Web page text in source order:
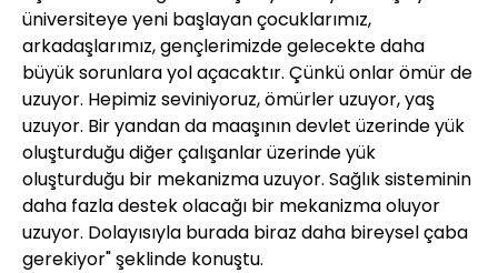
üniversiteye yeni başlayan çocuklarımız,
arkadaşlarımız, gençlerimizde gelecekte daha
büyük sorunlara yol açacaktır. Çünkü onlar ömür de
uzuyor. Hepimiz seviniyoruz, ömürler uzuyor, yaş
uzuyor. Bir yandan da maaşının devlet üzerinde yük
oluşturduğu diğer çalışanlar üzerinde yük
oluşturduğu bir mekanizma uzuyor. Sağlık sisteminin
daha fazla destek olacağı bir mekanizma oluyor
uzuyor. Dolayısıyla burada biraz daha bireysel çaba
gerekiyor" şeklinde konuştu.